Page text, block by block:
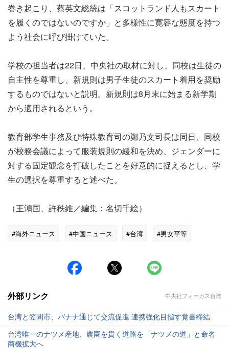
巻き起こり、蔡英文総統は「スコットランド人もスカート
を履くのではないのですか」と多様性に寛容な態度を持つ
よう社会に呼び掛けていた。
学校の担当者は22日、中央社の取材に対し、同校は生徒の
自主性を尊重し、新規則は男子生徒のスカート着用を奨励
するものではないと説明。新規則は8月末に始まる新学期
から適用されるという。
教育部学生事務及び特殊教育司の鄭乃文司長は同日、同校
が校務会議によって服装規則の緩和を決め、ジェンダーに
対する固定観念を打破したことを好意的に捉えるとし、学
生の選択を尊重すると述べた。
（王鴻国、許秩維／編集：名切千絵）
#海外ニュース #中国ニュース #台湾 #男女平等
外部リンク 中央社フォーカス台湾
台湾と笠間市、バナナ通じて交流促進 連携強化目指す覚書締結
台湾唯一のナツメ産地、農園を貫く道路を「ナツメの道」と命名
商機拡大へ